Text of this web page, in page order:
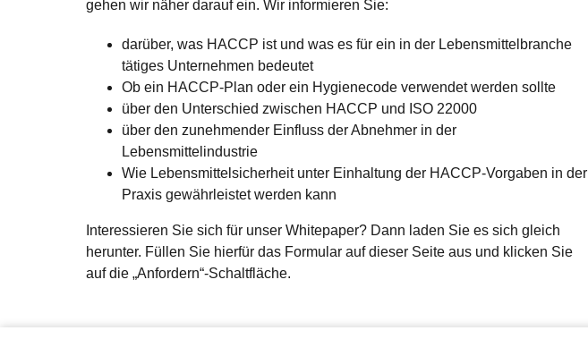
gehen wir näher darauf ein. Wir informieren Sie:
darüber, was HACCP ist und was es für ein in der Lebensmittelbranche
tätiges Unternehmen bedeutet
Ob ein HACCP-Plan oder ein Hygienecode verwendet werden sollte
über den Unterschied zwischen HACCP und ISO 22000
über den zunehmender Einfluss der Abnehmer in der
Lebensmittelindustrie
Wie Lebensmittelsicherheit unter Einhaltung der HACCP-Vorgaben in der
Praxis gewährleistet werden kann
Interessieren Sie sich für unser Whitepaper? Dann laden Sie es sich gleich
herunter. Füllen Sie hierfür das Formular auf dieser Seite aus und klicken Sie
auf die „Anfordern“-Schaltfläche.